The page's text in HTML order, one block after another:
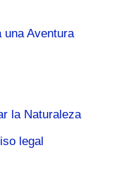
una Aventura
la Naturaleza
legal